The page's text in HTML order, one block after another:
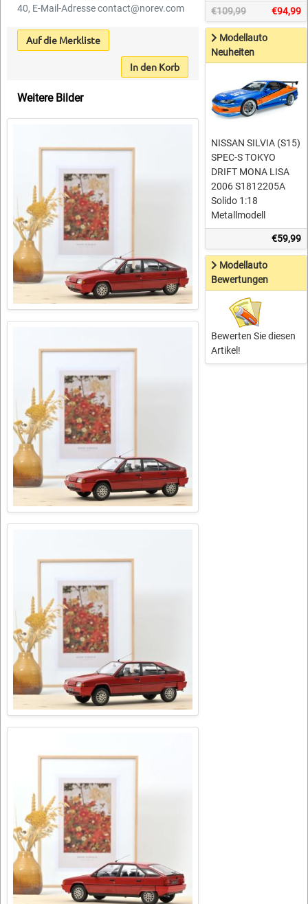
40, E-Mail-Adresse contact@norev.com
Auf die Merkliste
In den Korb
Weitere Bilder
€109,99 €94,99
Modellauto
Neuheiten
NISSAN SILVIA (S15)
SPEC-S TOKYO
DRIFT MONA LISA
2006 S1812205A
Solido 1:18
Metallmodell
€59,99
Modellauto
Bewertungen
Bewerten Sie diesen
Artikel!